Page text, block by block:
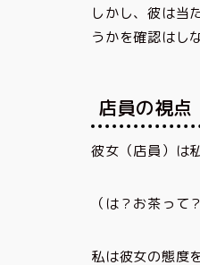
しかし、彼は当
うかを確認はし
店員の視点
彼女（店員）は
（は？お茶って
私は彼女の態度